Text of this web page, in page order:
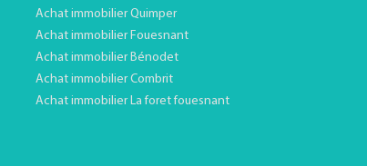
Achat immobilier Quimper
Achat immobilier Fouesnant
Achat immobilier Bénodet
Achat immobilier Combrit
Achat immobilier La foret fouesnant